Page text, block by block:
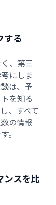
する
、第三
にしま
は、予
を知る
、すべて
の情報
。
ンスを比